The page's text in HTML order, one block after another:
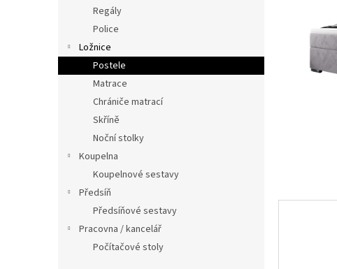
Regály
Police
Ložnice
Postele
Matrace
Chrániče matrací
Skříně
Noční stolky
Koupelna
Koupelnové sestavy
Předsíň
Předsíňové sestavy
Pracovna / kancelář
Počítačové stoly